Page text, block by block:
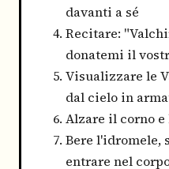
davanti a sé
Recitare:
donatemi il
Visualizzare le
dal cielo in
Alzare il corno
Bere l'idromele,
entrare nel